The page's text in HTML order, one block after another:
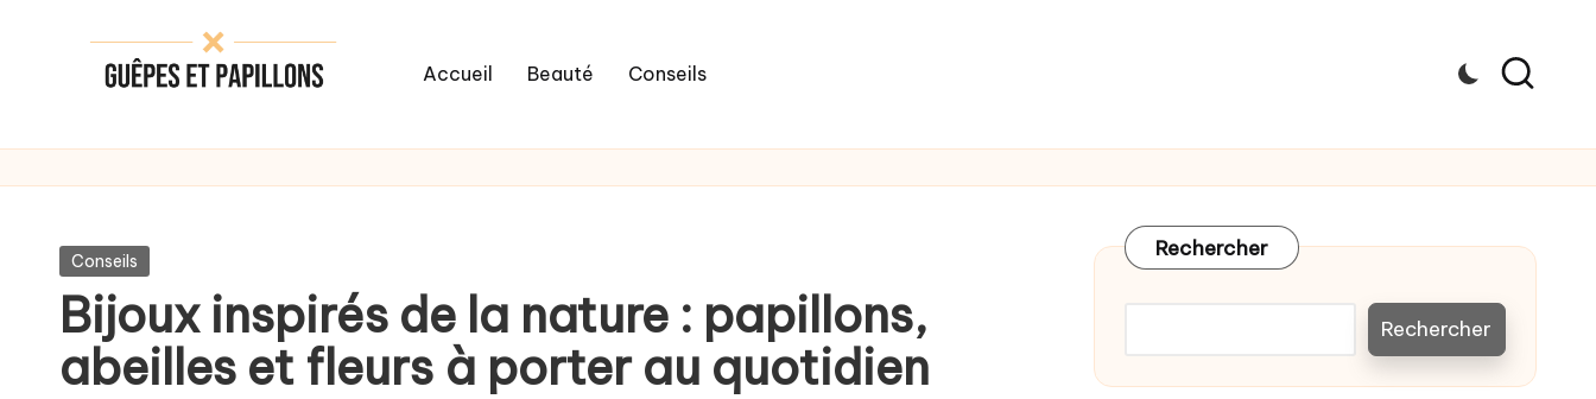
Accueil Beauté Conseils
Posted
Conseils
Bijoux inspirés de la nature : papillons,
abeilles et fleurs à porter au quotidien
Rechercher
Rechercher